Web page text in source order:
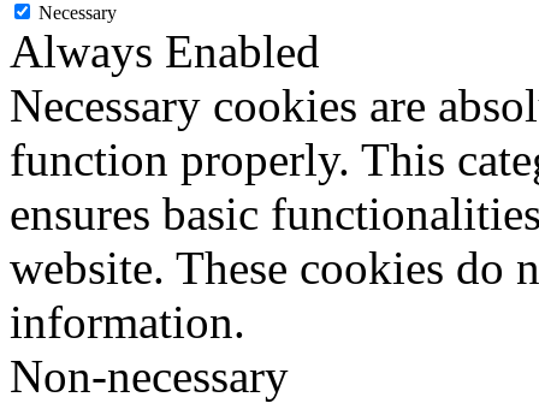
Necessary
Always Enabled
Necessary cookies are
function properly. This
ensures basic
website. These cookies do
information.
Non-necessary